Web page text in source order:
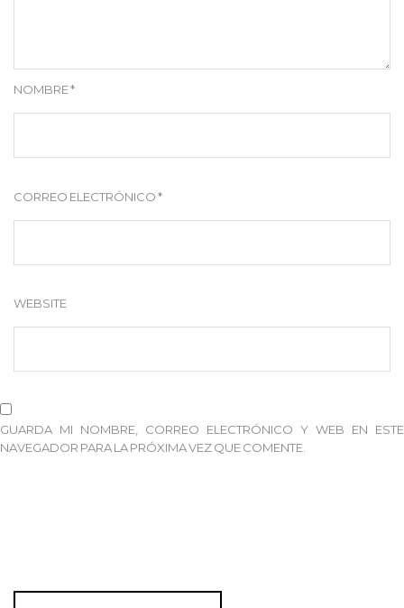
NOMBRE*
CORREO ELECTRÓNICO*
WEBSITE
GUARDA MI NOMBRE, CORREO ELECTRÓNICO Y WEB EN ESTE
NAVEGADOR PARA LA PRÓXIMA VEZ QUE COMENTE.